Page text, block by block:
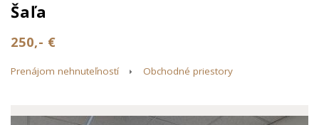
Šaľa
250,- €
Prenájom nehnuteľností Obchodné priestory